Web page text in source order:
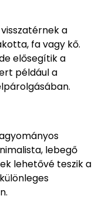
a
fa vagy kő.
elősegítik a
például a
lebegő
lehetővé teszik a